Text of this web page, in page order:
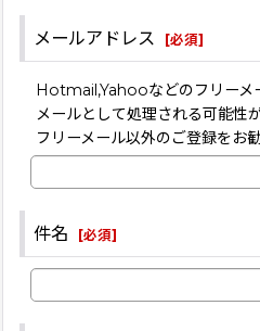
メールアドレス [必須]
Hotmail,Yahooなどのフリーメ
メールとして処理される可能性
フリーメール以外のご登録をお勧
件名 [必須]